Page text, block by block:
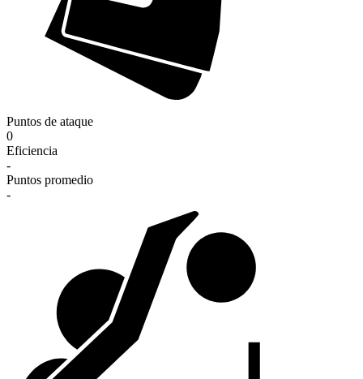
Puntos de ataque
0
Eficiencia
-
Puntos promedio
-